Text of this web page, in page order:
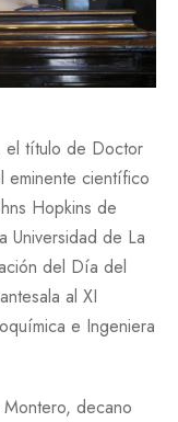
el título de Doctor
eminente científico
Hopkins de
Universidad de La
del Día del
al XI
e Ingeniera
decano